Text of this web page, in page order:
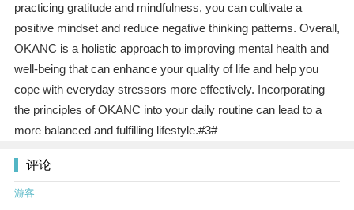
practicing gratitude and mindfulness, you can cultivate a
positive mindset and reduce negative thinking patterns. Overall,
OKANC is a holistic approach to improving mental health and
well-being that can enhance your quality of life and help you
cope with everyday stressors more effectively. Incorporating
the principles of OKANC into your daily routine can lead to a
more balanced and fulfilling lifestyle.#3#
评论
游客